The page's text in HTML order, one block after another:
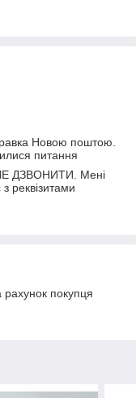
Новою поштою.
питання
ДЗВОНИТИ. Мені
реквізитами
покупця